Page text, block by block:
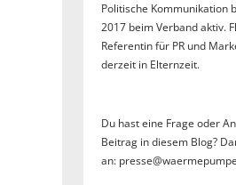
Politische Kommunikation
2017 beim Verband aktiv.
Referentin für PR und
derzeit in Elternzeit.
Du hast eine Frage oder
Beitrag in diesem Blog?
an: